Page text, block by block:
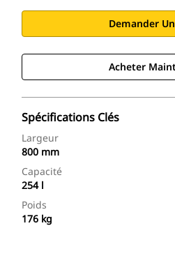
Demander
Acheter
Spécifications Clés
Largeur
800 mm
Capacité
254 l
Poids
176 kg